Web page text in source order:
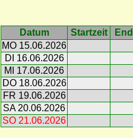
Datum Startzeit
MO 15.06.2026
DI 16.06.2026
MI 17.06.2026
DO 18.06.2026
FR 19.06.2026
SA 20.06.2026
SO 21.06.2026